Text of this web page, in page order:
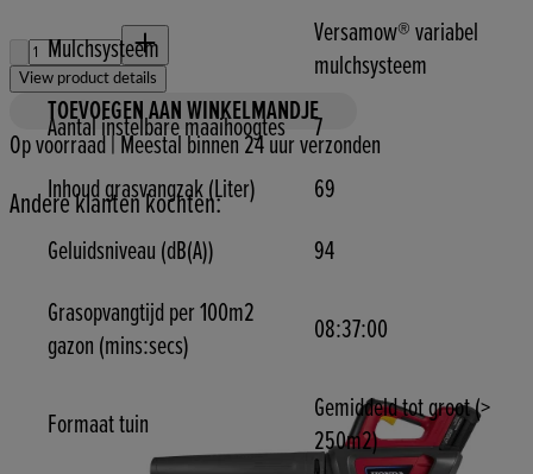
Mulchsysteem
Versamow® variabel
mulchsysteem
Aantal instelbare maaihoogtes
7
Inhoud grasvangzak (Liter)
69
Geluidsniveau (dB(A))
94
Grasopvangtijd per 100m2
gazon (mins:secs)
08:37:00
Formaat tuin
Gemiddeld tot groot (>
250m2)
Aantal:
View product details
TOEVOEGEN AAN WINKELMANDJE
Op voorraad | Meestal binnen 24 uur verzonden
Andere klanten kochten: